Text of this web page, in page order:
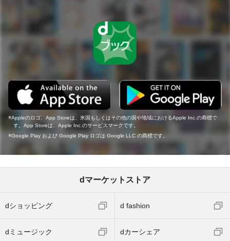
Appleのロゴ、App Storeは、米国もしくはその他の国や地域におけるApple Inc.の商標で
す。App Storeは、Apple Inc.のサービスマークです。
Google Play および Google Play ロゴは Google LLC の商標です。
dマーケットストア
dショッピング d fashion
dミュージック dカーシェア